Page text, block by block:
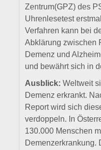
Zentrum(GPZ) des
Uhrenlesetest
Verfahren kann bei
Abklärung zwischen
Demenz und
und bewährt sich in
Ausblick: Weltweit
Demenz erkrankt.
Report wird sich
verdoppeln. In
130.000 Menschen
Demenzerkrankung.